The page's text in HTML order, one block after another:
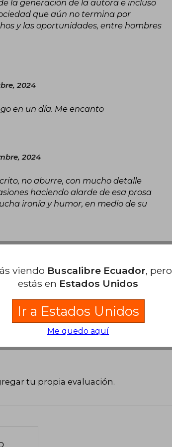
la generación de la autora e incluso
que aún no termina por
y las oportunidades, entre hombres
2024
en un día. Me encanto
2024
no aburre, con mucho detalle
haciendo alarde de esa prosa
ironía y humor, en medio de su
2024
lector se sienta parte de la narración
a la vida de cualquier
tu propia evaluación.
viendo Buscalibre Ecuador, pero
estás en Estados Unidos
Ir a Estados Unidos
Me quedo aquí